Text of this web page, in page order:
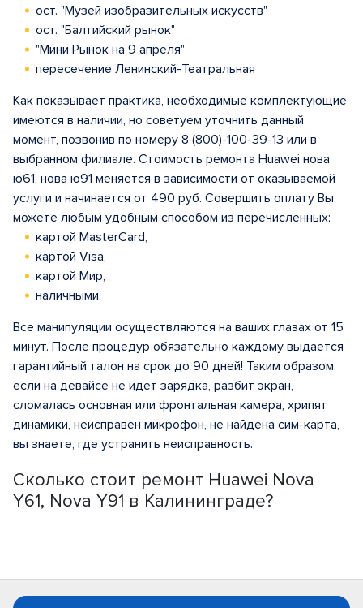
Сколько стоит ремонт Huawei Nova
Y61, Nova Y91 в Калининграде?
ост. "Музей изобразительных искусств"
ост. "Балтийский рынок"
"Мини Рынок на 9 апреля"
пересечение Ленинский-Театральная
Как показывает практика, необходимые комплектующие
имеются в наличии, но советуем уточнить данный
момент, позвонив по номеру 8 (800)-100-39-13 или в
выбранном филиале. Стоимость ремонта Huawei нова
ю61, нова ю91 меняется в зависимости от оказываемой
услуги и начинается от 490 руб. Совершить оплату Вы
можете любым удобным способом из перечисленных:
картой MasterCard,
картой Visa,
картой Мир,
наличными.
Все манипуляции осуществляются на ваших глазах от 15
минут. После процедур обязательно каждому выдается
гарантийный талон на срок до 90 дней! Таким образом,
если на девайсе не идет зарядка, разбит экран,
сломалась основная или фронтальная камера, хрипят
динамики, неисправен микрофон, не найдена сим-карта,
вы знаете, где устранить неисправность.